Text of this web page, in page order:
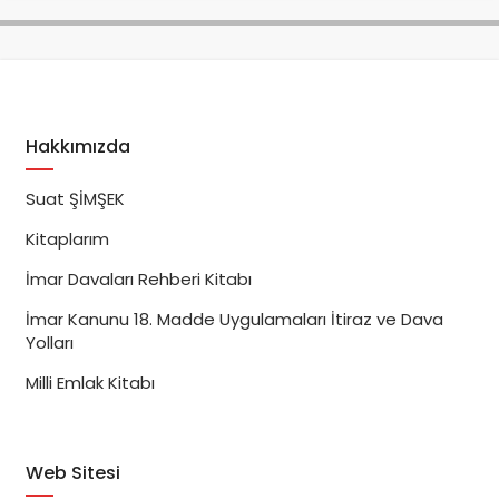
Hakkımızda
Suat ŞİMŞEK
Kitaplarım
İmar Davaları Rehberi Kitabı
İmar Kanunu 18. Madde Uygulamaları İtiraz ve Dava
Yolları
Milli Emlak Kitabı
Web Sitesi